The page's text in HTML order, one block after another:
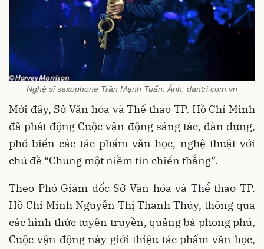
Nghệ sĩ saxophone Trần Mạnh Tuấn. Ảnh: dantri.com.vn
Mới đây, Sở Văn hóa và Thể thao TP. Hồ Chí Minh
đã phát động Cuộc vận động sáng tác, dàn dựng,
phổ biến các tác phẩm văn học, nghệ thuật với
chủ đề “Chung một niềm tin chiến thắng”.
Theo Phó Giám đốc Sở Văn hóa và Thể thao TP.
Hồ Chí Minh Nguyễn Thị Thanh Thúy, thông qua
các hình thức tuyên truyền, quảng bá phong phú,
Cuộc vận động này giới thiệu tác phẩm văn học,